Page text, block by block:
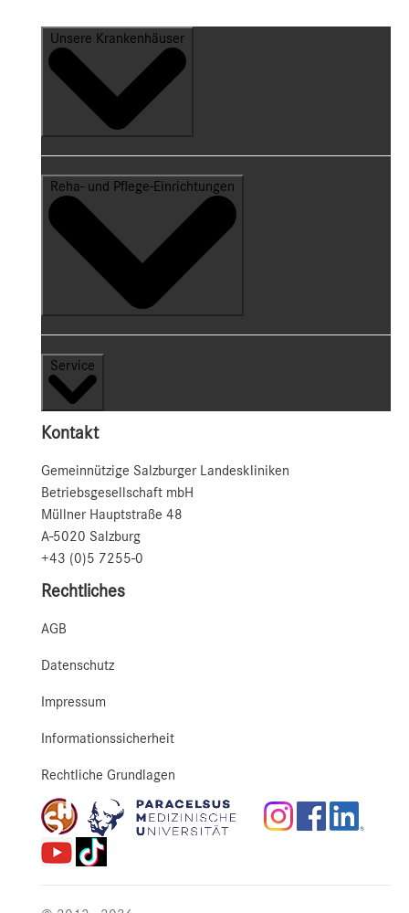
Unsere Krankenhäuser
Reha- und Pflege-Einrichtungen
Service
Kontakt
Gemeinnützige Salzburger Landeskliniken
Betriebsgesellschaft mbH
Müllner Hauptstraße 48
A-5020 Salzburg
+43 (0)5 7255-0
Rechtliches
AGB
Datenschutz
Impressum
Informationssicherheit
Rechtliche Grundlagen